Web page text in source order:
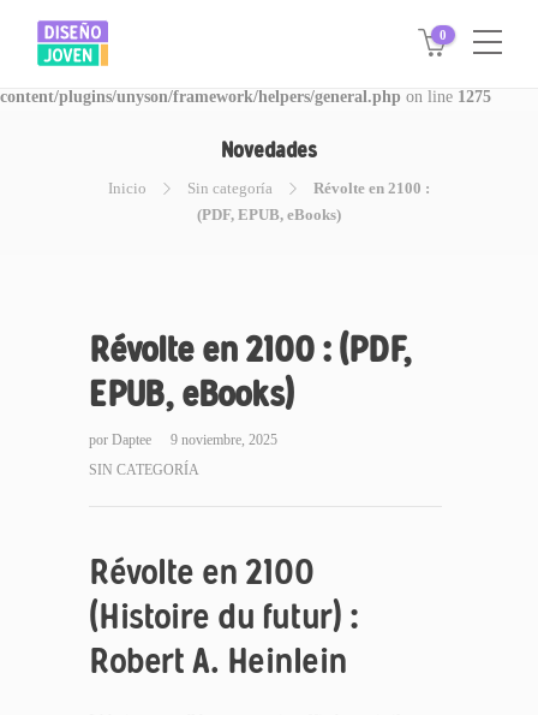
Warning: Invalid argument supplied for foreach() in
/www/disegnojoven.com.ar/htdocs/wp-
content/plugins/unyson/framework/helpers/general.php on line 1275
0
Novedades
Inicio Sin categoría
Révolte en 2100 :
(PDF, EPUB, eBooks)
Révolte en 2100 : (PDF,
EPUB, eBooks)
por Daptee
9 noviembre, 2025
SIN CATEGORÍA
Révolte en 2100
(Histoire du futur) :
Robert A. Heinlein